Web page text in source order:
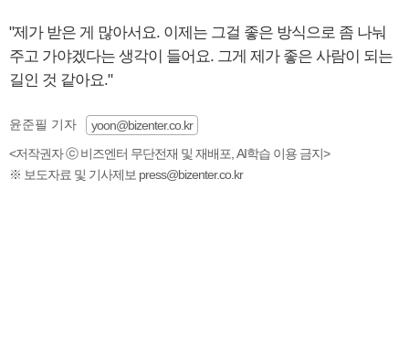
"제가 받은 게 많아서요. 이제는 그걸 좋은 방식으로 좀 나눠
주고 가야겠다는 생각이 들어요. 그게 제가 좋은 사람이 되는
길인 것 같아요."
윤준필 기자
yoon@bizenter.co.kr
<저작권자 ⓒ 비즈엔터 무단전재 및 재배포, AI학습 이용 금지>
※ 보도자료 및 기사제보 press@bizenter.co.kr